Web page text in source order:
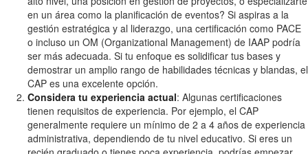
en un área como la planificación de eventos? Si aspiras a la
gestión estratégica y al liderazgo, una certificación como PACE
o incluso un OM (Organizational Management) de IAAP podría
ser más adecuada. Si tu enfoque es solidificar tus bases y
demostrar un amplio rango de habilidades técnicas y blandas, el
CAP es una excelente opción.
Considera tu experiencia actual: Algunas certificaciones
tienen requisitos de experiencia. Por ejemplo, el CAP
generalmente requiere un mínimo de 2 a 4 años de experiencia
administrativa, dependiendo de tu nivel educativo. Si eres un